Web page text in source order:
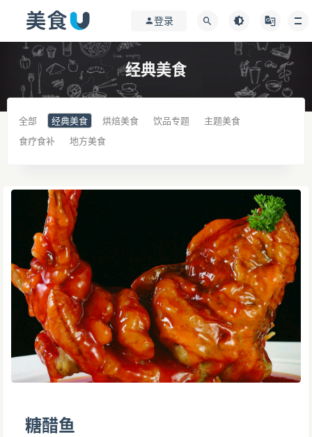
登录
经典美食
全部 经典美食 烘焙美食 饮品专题
主题美食
食疗食补
地方美食
糖醋鱼